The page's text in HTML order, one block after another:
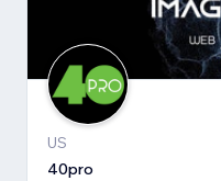
US
40pro